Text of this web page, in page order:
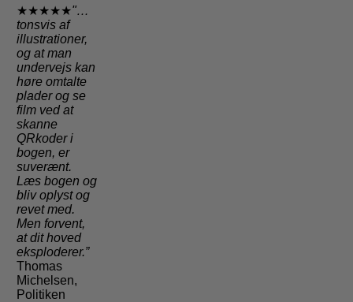
★★★★★"…
tonsvis af
illustrationer,
og at man
undervejs kan
høre omtalte
plader og se
film ved at
skanne
QRkoder i
bogen, er
suverænt.
Læs bogen og
bliv oplyst og
revet med.
Men forvent,
at dit hoved
eksploderer.”
Thomas
Michelsen,
Politiken